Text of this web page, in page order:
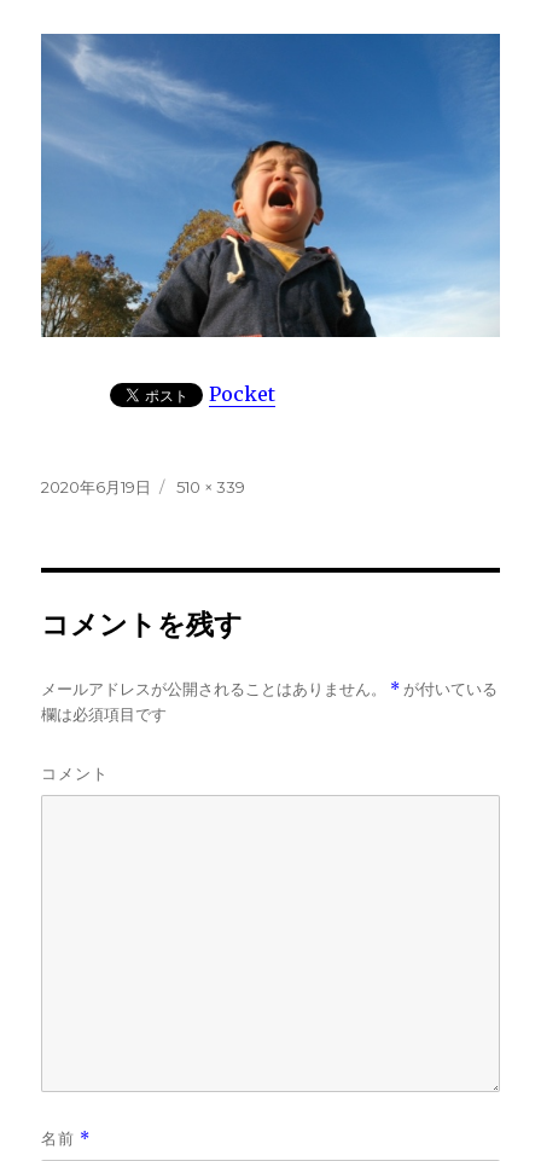
Pocket
投
2020年6月19日
フ
510 × 339
コメントを残す
メールアドレスが公開されることはありません。 *が付いている
欄は必須項目です
コメント
名前 *